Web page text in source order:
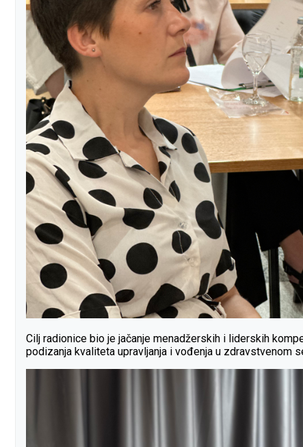
Cilj radionice bio je jačanje menadžerskih i liderskih
podizanja kvaliteta upravljanja i vođenja u zdravstvenom